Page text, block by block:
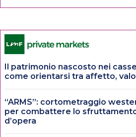
Il patrimonio nascosto nei
come orientarsi tra affetto,
“ARMS”: cortometraggio
per combattere lo
d’opera